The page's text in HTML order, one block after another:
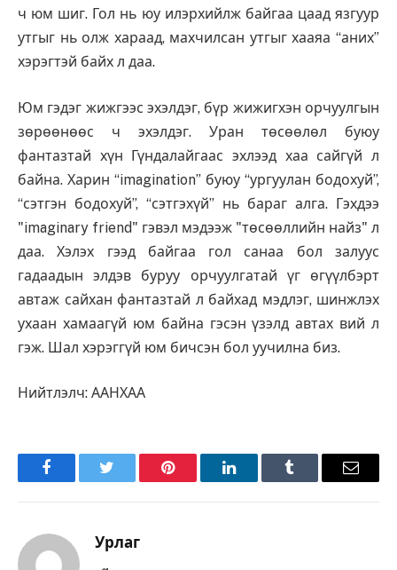
ч юм шиг. Гол нь юу илэрхийлж байгаа цаад язгуур
утгыг нь олж хараад, махчилсан утгыг хааяа “аних”
хэрэгтэй байх л даа.
Юм гэдэг жижгээс эхэлдэг, бүр жижигхэн орчуулгын
зөрөөнөөс ч эхэлдэг. Уран төсөөлөл буюу
фантазтай хүн Гүндалайгаас эхлээд хаа сайгүй л
байна. Харин “imagination” буюу “ургуулан бодохуй”,
“сэтгэн бодохуй”, “сэтгэхүй” нь бараг алга. Гэхдээ
"imaginary friend" гэвэл мэдээж "төсөөллийн найз" л
даа. Хэлэх гээд байгаа гол санаа бол залуус
гадаадын элдэв буруу орчуулгатай үг өгүүлбэрт
автаж сайхан фантазтай л байхад мэдлэг, шинжлэх
ухаан хамаагүй юм байна гэсэн үзэлд автах вий л
гэж. Шал хэрэггүй юм бичсэн бол уучилна биз.
Нийтлэлч: ААНХАА
FacebookTwitter Pinterest LinkedInTumblr Имэйл
Урлаг